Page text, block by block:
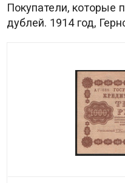
Покупатели, которые
дублей. 1914 год,